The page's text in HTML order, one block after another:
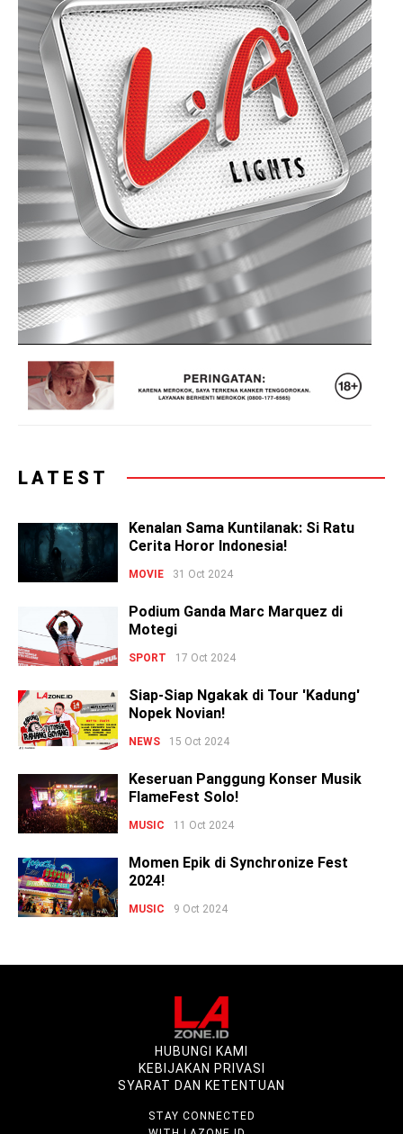
LATEST
Kenalan Sama Kuntilanak: Si Ratu
Cerita Horor Indonesia!
MOVIE 31 Oct 2024
Podium Ganda Marc Marquez di
Motegi
SPORT 17 Oct 2024
Siap-Siap Ngakak di Tour 'Kadung'
Nopek Novian!
NEWS 15 Oct 2024
Keseruan Panggung Konser Musik
FlameFest Solo!
MUSIC 11 Oct 2024
Momen Epik di Synchronize Fest
2024!
MUSIC 9 Oct 2024
HUBUNGI KAMI
KEBIJAKAN PRIVASI
SYARAT DAN KETENTUAN
STAY CONNECTED